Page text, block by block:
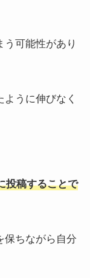
可能性があり
うに伸びなく
投稿することで
保ちながら自分